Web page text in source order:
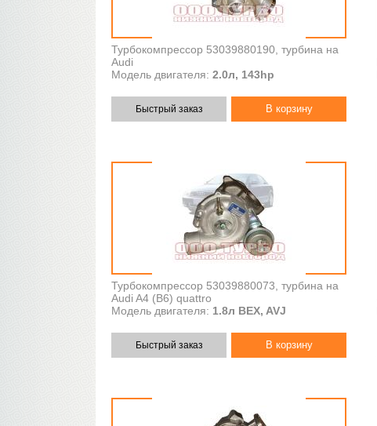
Турбокомпрессор 53039880190, турбина на
Audi
Модель двигателя: 2.0л, 143hp
Быстрый заказ
Турбокомпрессор 53039880073, турбина на
Audi A4 (B6) quattro
Модель двигателя: 1.8л BEX, AVJ
Быстрый заказ